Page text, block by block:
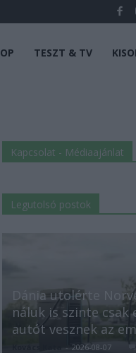
TESZT & TV
Kapcsolat - Médiaajánlat
Legutolsó postok
Dánia utolérte
náluk is szinte csak
autót vesznek az
- 2026-08-07